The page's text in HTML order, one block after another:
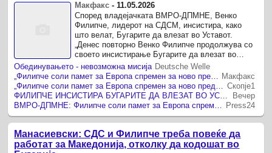
Макфакс -11.05.2026
Според владејачката ВМРО-ДПМНЕ, Венко
Филипче, лидерот на СДСМ, инсистира, како
што велат, Бугарите да влезат во Уставот.
„Денес повторно Венко Филипче продолжува со
своето инсистирање Бугарите да влезат во
Уставот прикажувајќи го како услов без кој ...
Обединувањето - невозможна мисија Deutsche Welle
„Филипче соли памет за Европа спремен за ново предавство, им објаснува на граѓаните што значат уставни измени“, велат од ВМРО-ДПМНЕ Макфакс
„Филипче соли памет за Европа спремен за ново предавство, им објаснува на граѓаните што значат уставни измени“ , вели ВМРО-ДПМНЕ Скопје1
ФИЛИПЧЕ ИНСИСТИРА БУГАРИТЕ ДА ВЛЕЗАТ ВО УСТАВОТ, велат од ВМРО-ДПМНЕ
Вечер
ВМРО-ДПМНЕ: Филипче соли памет за Европа спремен за ново предавство Press24
Манасиевски: СДС и Филипче треба повеќе да
работат за Македонија, отколку да кодошат во